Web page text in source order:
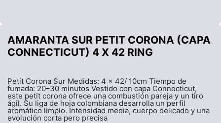
AMARANTA SUR PETIT CORONA (CAPA
CONNECTICUT) 4 X 42 RING
Petit Corona Sur Medidas: 4 x 42/ 10cm Tiempo de
fumada: 20–30 minutos Vestido con capa Connecticut,
este petit corona ofrece una combustión pareja y un tiro
ágil. Su liga de hoja colombiana desarrolla un perfil
aromático limpio. Intensidad media, cuerpo delicado y una
evolución corta pero precisa